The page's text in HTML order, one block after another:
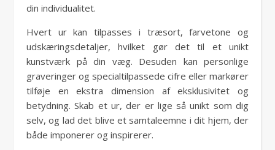
din individualitet.
Hvert ur kan tilpasses i træsort, farvetone og
udskæringsdetaljer, hvilket gør det til et unikt
kunstværk på din væg. Desuden kan personlige
graveringer og specialtilpassede cifre eller markører
tilføje en ekstra dimension af eksklusivitet og
betydning. Skab et ur, der er lige så unikt som dig
selv, og lad det blive et samtaleemne i dit hjem, der
både imponerer og inspirerer.